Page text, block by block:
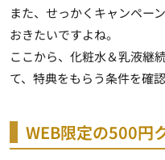
また、せっかくキャンペー
おきたいですよね。
ここから、化粧水＆乳液継
て、特典をもらう条件を確
WEB限定の500円